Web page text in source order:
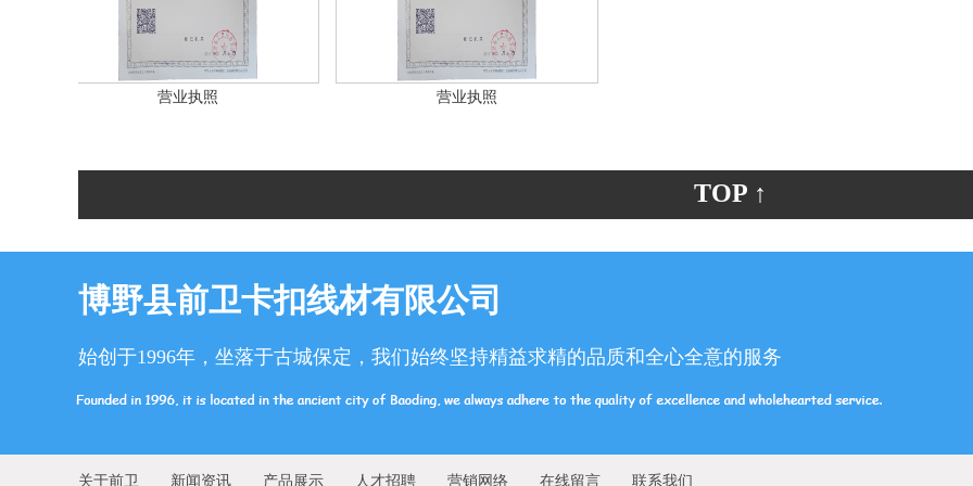
营业执照 营业执照
TOP ↑
博野县前卫卡扣线材有限公司
始创于1996年，坐落于古城保定，我们始终坚持精益求精的品质和全心全意的服务
关于前卫 新闻资讯 产品展示 人才招聘 营销网络 在线留言 联系我们